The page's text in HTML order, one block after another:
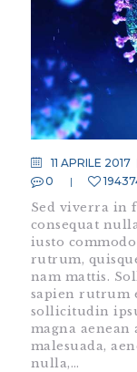
11 APRILE 2017
0
Sed viverra in
consequat
iusto
rutrum,
nam mattis.
sapien rutrum
sollicitudin
magna aenean
malesuada,
nulla,…